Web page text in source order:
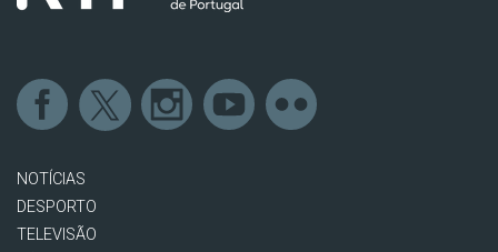
NOTÍCIAS
DESPORTO
TELEVISÃO